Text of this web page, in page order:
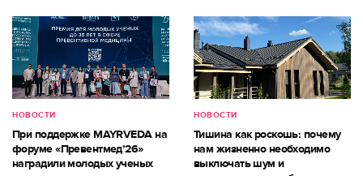
НОВОСТИ
При поддержке MAYRVEDA на
форуме «Превентмед’26»
наградили молодых ученых
НОВОСТИ
Тишина как роскошь: почему
нам жизненно необходимо
выключать шум и